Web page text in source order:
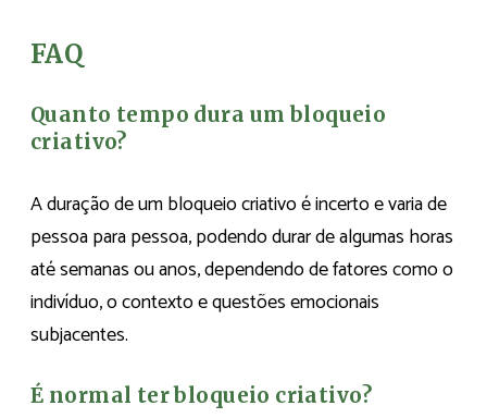
FAQ
Quanto tempo dura um bloqueio
criativo?
A duração de um bloqueio criativo é incerto e varia de
pessoa para pessoa, podendo durar de algumas horas
até semanas ou anos, dependendo de fatores como o
indivíduo, o contexto e questões emocionais
subjacentes.
É normal ter bloqueio criativo?